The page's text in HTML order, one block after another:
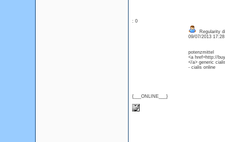
: 0
{___ONLINE___}
Regularity
09/07/2013
potenzmittel
<a href=http://
</a> generic
- cialis online